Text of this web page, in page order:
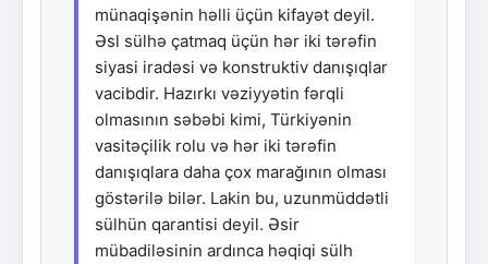
münaqişənin həlli üçün kifayət deyil.
Əsl sülhə çatmaq üçün hər iki tərəfin
siyasi iradəsi və konstruktiv danışıqlar
vacibdir. Hazırkı vəziyyətin fərqli
olmasının səbəbi kimi, Türkiyənin
vasitəçilik rolu və hər iki tərəfin
danışıqlara daha çox marağının olması
göstərilə bilər. Lakin bu, uzunmüddətli
sülhün qarantisi deyil. Əsir
mübadiləsinin ardınca həqiqi sülh